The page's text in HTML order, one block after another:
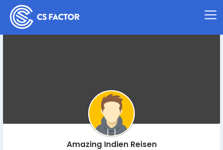
Amazing Indien Reisen